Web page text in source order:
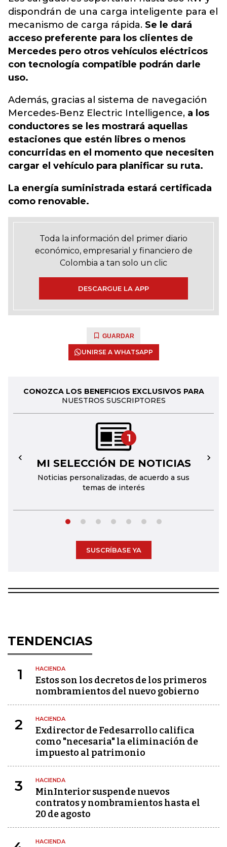
dispondrán de una carga inteligente para el
mecanismo de carga rápida. Se le dará
acceso preferente para los clientes de
Mercedes pero otros vehículos eléctricos
con tecnología compatible podrán darle
uso.
Además, gracias al sistema de navegación
Mercedes-Benz Electric Intelligence, a los
conductores se les mostrará aquellas
estaciones que estén libres o menos
concurridas en el momento que necesiten
cargar el vehículo para planificar su ruta.
La energía suministrada estará certificada
como renovable.
Toda la información del primer diario
económico, empresarial y financiero de
Colombia a tan solo un clic
DESCARGUE LA APP
GUARDAR
UNIRSE A WHATSAPP
CONOZCA LOS BENEFICIOS EXCLUSIVOS PARA
NUESTROS SUSCRIPTORES
1
MI SELECCIÓN DE NOTICIAS
Noticias personalizadas, de acuerdo a sus
temas de interés
← →
SUSCRÍBASE YA
TENDENCIAS
1 HACIENDA
Estos son los decretos de los primeros
nombramientos del nuevo gobierno
2 HACIENDA
Exdirector de Fedesarrollo califica
como "necesaria" la eliminación de
impuesto al patrimonio
3 HACIENDA
MinInterior suspende nuevos
contratos y nombramientos hasta el
20 de agosto
HACIENDA